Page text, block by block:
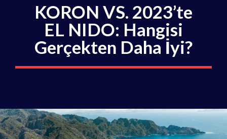
KORON VS. 2023’te
EL NIDO: Hangisi
Gerçekten Daha İyi?